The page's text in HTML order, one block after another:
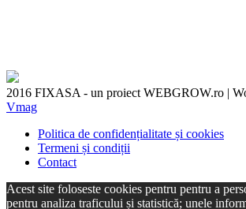
2016 FIXASA - un proiect WEBGROW.ro |
Vmag
Politica de confidențialitate și cookies
Termeni și condiții
Contact
Acest site foloseste cookies pentru pentru a
pentru analiza traficului și statistică; unele